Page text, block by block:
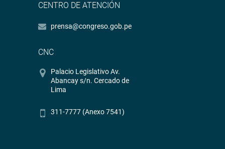
CENTRO DE ATENCIÓN
prensa@congreso.gob.pe
CNC
Palacio Legislativo Av.
Abancay s/n. Cercado de
Lima
311-7777 (Anexo 7541)